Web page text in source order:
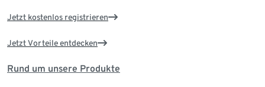
Jetzt kostenlos registrieren
Jetzt Vorteile entdecken
Rund um unsere Produkte